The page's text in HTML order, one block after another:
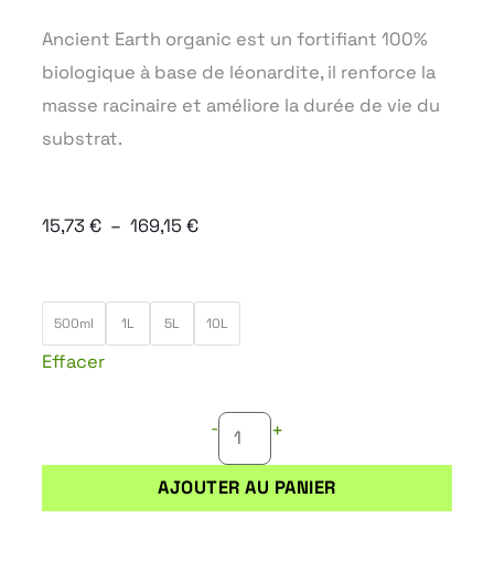
Ancient Earth organic est un fortifiant 100%
biologique à base de léonardite, il renforce la
masse racinaire et améliore la durée de vie du
substrat.
15,73 € – 169,15 €Plage
15,73 €
500ml 1L 5L 10L
Effacer
-
EARTH
+
AJOUTER AU PANIER